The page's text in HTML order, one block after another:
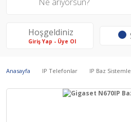
Hoşgeldiniz
Giriş Yap - Üye Ol
Anasayfa IP Telefonlar IP Baz